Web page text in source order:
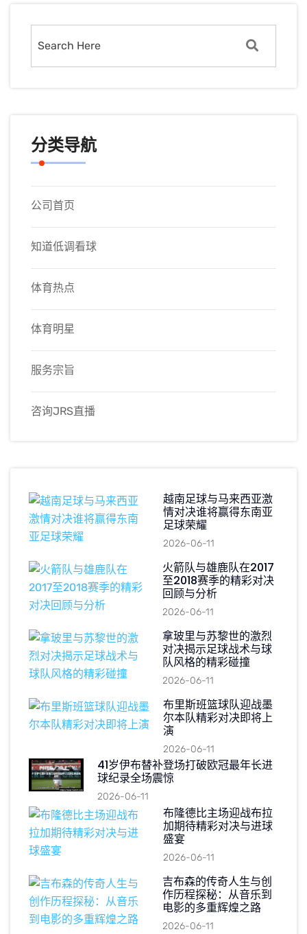
分类导航
公司首页
知道低调看球
体育热点
体育明星
服务宗旨
咨询JRS直播
越南足球与马来西亚激
情对决谁将赢得东南亚
足球荣耀
2026-06-11
火箭队与雄鹿队在2017
至2018赛季的精彩对决
回顾与分析
2026-06-11
拿玻里与苏黎世的激烈
对决揭示足球战术与球
队风格的精彩碰撞
2026-06-11
布里斯班篮球队迎战墨
尔本队精彩对决即将上
演
2026-06-11
41岁伊布替补登场打破欧冠最年长进
球纪录全场震惊
2026-06-11
布隆德比主场迎战布拉
加期待精彩对决与进球
盛宴
2026-06-11
吉布森的传奇人生与创
作历程探秘：从音乐到
电影的多重辉煌之路
2026-06-11